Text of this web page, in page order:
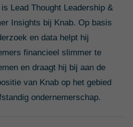
Lead Thought Leadership &
Insights bij Knab. Op basis
en data helpt hij
financieel slimmer te
en draagt hij bij aan de
van Knab op het gebied
ondernemerschap.